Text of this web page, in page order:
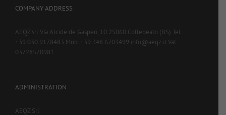
COMPANY ADDRESS
AEQZ srl Via Alcide de Gasperi, 10 25060 Collebeato (BS) Tel.
+39.030.9178483 Mob. +39.348.6703499 info@aeqz.it Vat.
03728570981
ADMINISTRATION
AEQZ Srl